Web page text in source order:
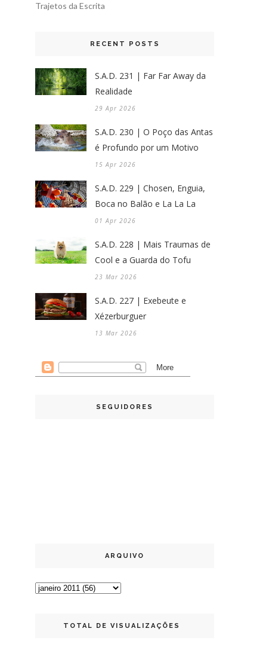
Trajetos da Escrita
RECENT POSTS
S.A.D. 231 | Far Far Away da
Realidade
29 Apr 2026
S.A.D. 230 | O Poço das Antas
é Profundo por um Motivo
15 Apr 2026
S.A.D. 229 | Chosen, Enguia,
Boca no Balão e La La La
01 Apr 2026
S.A.D. 228 | Mais Traumas de
Cool e a Guarda do Tofu
23 Mar 2026
S.A.D. 227 | Exebeute e
Xézerburguer
13 Mar 2026
SEGUIDORES
ARQUIVO
TOTAL DE VISUALIZAÇÕES